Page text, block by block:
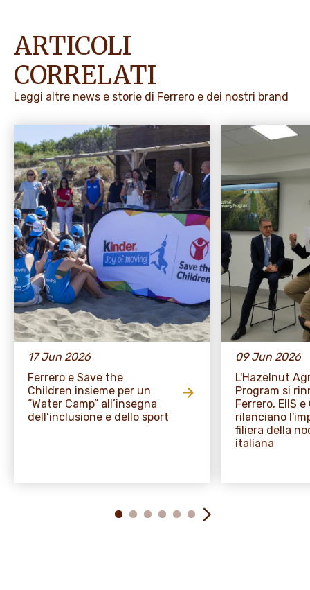
ARTICOLI
CORRELATI
Leggi altre news e storie di Ferrero e dei nostri brand
17 Jun 2026
Ferrero e Save the
Children insieme per un
“Water Camp” all’insegna
dell’inclusione e dello sport
09 Jun 2026
L'Hazelnut
Program si
Ferrero, EIIS e
rilanciano
filiera della
italiana